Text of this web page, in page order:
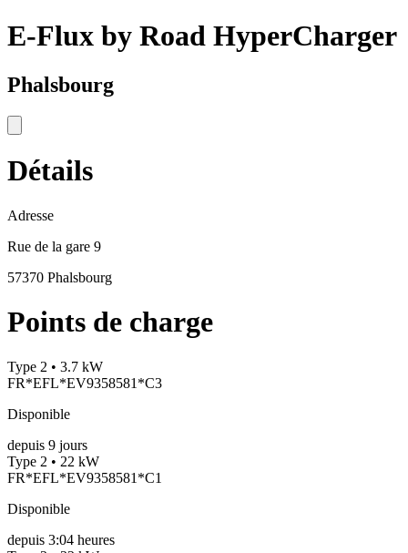
E-Flux by Road HyperCharger
Phalsbourg
Détails
Adresse
Rue de la gare 9
57370 Phalsbourg
Points de charge
Type 2 • 3.7 kW
FR*EFL*EV9358581*C3
Disponible
depuis 9 jours
Type 2 • 22 kW
FR*EFL*EV9358581*C1
Disponible
depuis 3:04 heures